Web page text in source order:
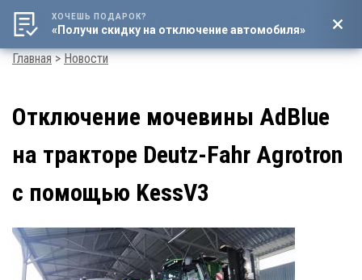
8 (800) 4444-016
Строка
Главная Новости
Отключение мочевины AdBlue
на тракторе Deutz-Fahr Agrotron
с помощью KessV3
ХОЧЕШЬ ПОДАРОК?
«Получи скидку на отключение автомобиля»